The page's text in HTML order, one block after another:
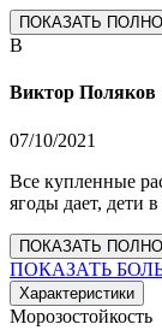
ПОКАЗАТЬ
В
Виктор Поляков
07/10/2021
Все купленные
ягоды дает, дети в
ПОКАЗАТЬ
ПОКАЗАТЬ
Характеристики
Морозостойкость